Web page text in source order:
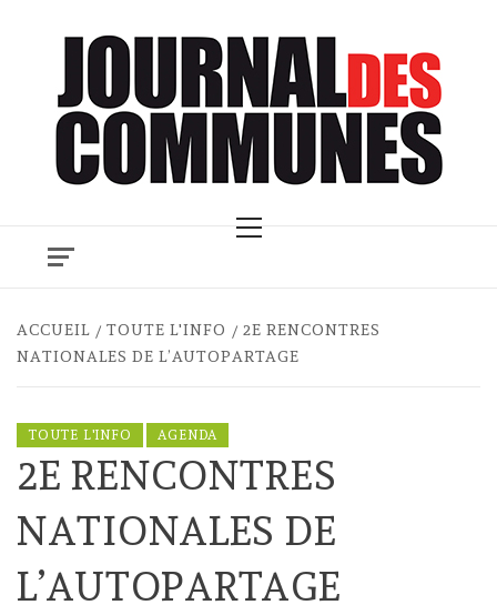
Menu
ACCUEIL TOUTE L'INFO
2E RENCONTRES
NATIONALES DE L’AUTOPARTAGE
TOUTE L'INFO AGENDA
2E RENCONTRES
NATIONALES DE
L’AUTOPARTAGE